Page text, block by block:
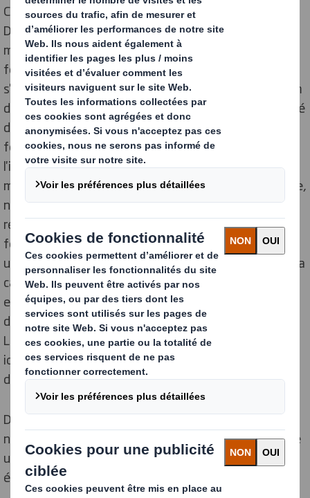
Chaque fournisseur de matériaux et/ou de services de
DS Smith est tenu de respecter certaines normes
minimales, communiquées par le biais de nos normes
fournisseurs (Global Supplier Standards). En plus de
s'assurer que nos fournisseurs respectent un minimum
de nos normes, nous avons également la responsabilité
de diminuer le risque associé aux nouveaux
fournisseurs potentiels. C'est pourquoi, comme nous
l'indiquons dans notre déclaration sur l'esclavage
moderne, dans les localités à haut risque géographique,
nous avons demandé à nos usines de s'engager à
réaliser des audits préalables pour tous les
fournisseurs potentiels. S'il s'agit d'un nouvel acteur,
une évaluation initiale est effectuée pour déterminer la
capacité du fournisseur potentiel à répondre aux
exigences de DS Smith. Celle-ci peut prendre la forme
d'un questionnaire, d'une visite ou d'un audit formel.
Lorsque des domaines de non-conformité sont
identifiés chez un fournisseur, une action corrective
doit être mise en œuvre dans un délai défini.
Des études sont également en cours pour renforcer
notre action dans ce domaine et pour mettre en œuvre
un programme d'évaluation des fournisseurs pour
évaluer 100% de nos fournisseurs d'ici 2025.